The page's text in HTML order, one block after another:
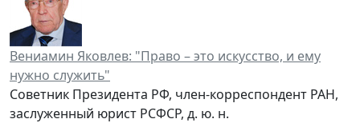
Вениамин Яковлев: "Право – это искусство, и ему
нужно служить"
Советник Президента РФ, член-корреспондент РАН,
заслуженный юрист РСФСР, д. ю. н.